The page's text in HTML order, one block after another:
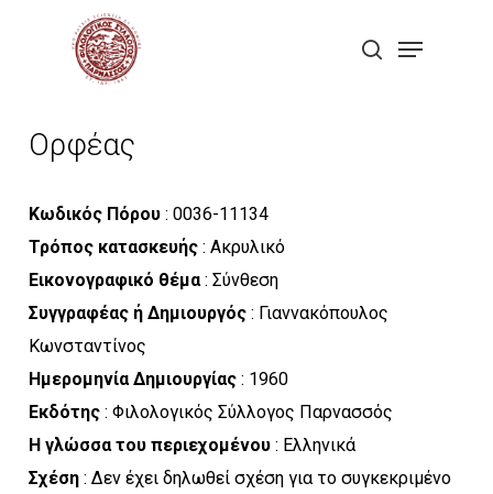
search
Menu
Ορφέας
Κωδικός Πόρου: 0036-11134
Τρόπος κατασκευής: Ακρυλικό
Εικονογραφικό θέμα: Σύνθεση
Συγγραφέας ή Δημιουργός: Γιαννακόπουλος
Κωνσταντίνος
Ημερομηνία Δημιουργίας: 1960
Εκδότης: Φιλολογικός Σύλλογος Παρνασσός
Η γλώσσα του περιεχομένου: Ελληνικά
Σχέση: Δεν έχει δηλωθεί σχέση για το συγκεκριμένο